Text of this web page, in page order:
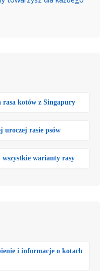
kotów z Singapury
uroczej rasie psów
warianty rasy
i informacje o kotach